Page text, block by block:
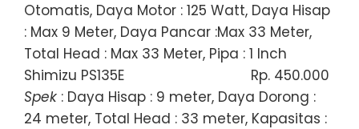
Otomatis, Daya Motor : 125 Watt, Daya Hisap
: Max 9 Meter, Daya Pancar :Max 33 Meter,
Total Head : Max 33 Meter, Pipa : 1 Inch
Shimizu PS135E
Rp. 450.000
Spek : Daya Hisap : 9 meter, Daya Dorong :
24 meter, Total Head : 33 meter, Kapasitas :